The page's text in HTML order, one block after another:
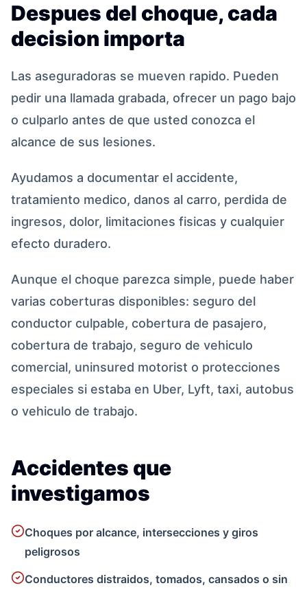
Despues del choque, cada
decision importa
Las aseguradoras se mueven rapido. Pueden
pedir una llamada grabada, ofrecer un pago bajo
o culparlo antes de que usted conozca el
alcance de sus lesiones.
Ayudamos a documentar el accidente,
tratamiento medico, danos al carro, perdida de
ingresos, dolor, limitaciones fisicas y cualquier
efecto duradero.
Aunque el choque parezca simple, puede haber
varias coberturas disponibles: seguro del
conductor culpable, cobertura de pasajero,
cobertura de trabajo, seguro de vehiculo
comercial, uninsured motorist o protecciones
especiales si estaba en Uber, Lyft, taxi, autobus
o vehiculo de trabajo.
Accidentes que
investigamos
Choques por alcance, intersecciones y giros
peligrosos
Conductores distraidos, tomados, cansados o sin